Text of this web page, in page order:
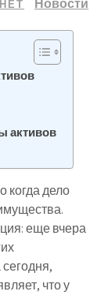
Новости
активов
когда дело
еще вчера
что у